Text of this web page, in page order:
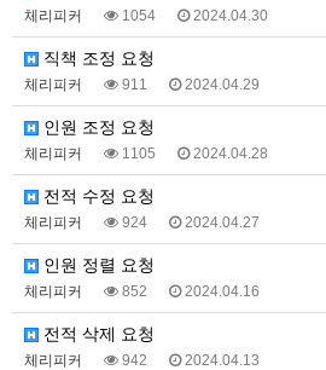
체리피커 1054 2024.04.30
직책 조정 요청
체리피커 911 2024.04.29
인원 조정 요청
체리피커 1105 2024.04.28
전적 수정 요청
체리피커 924 2024.04.27
인원 정렬 요청
체리피커 852 2024.04.16
전적 삭제 요청
체리피커 942 2024.04.13